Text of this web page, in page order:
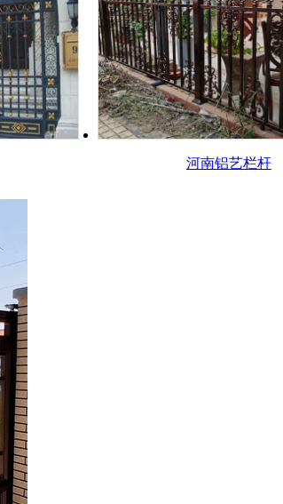
河南铝艺栏杆